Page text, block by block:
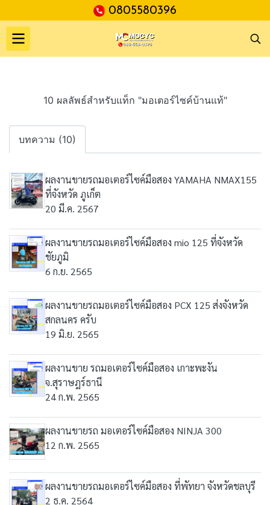
0805580396
10 ผลลัพธ์สำหรับแท็ก "มอเตอร์ไซค์บ้านแท้"
บทความ (10)
ผลงานขายรถมอเตอร์ไซค์มือสอง YAMAHA NMAX155
ที่จังหวัด ภูเก็ต
20 มี.ค. 2567
ผลงานขายรถมอเตอร์ไซค์มือสอง mio 125 ที่จังหวัด
ชัยภูมิ
6 ก.ย. 2565
ผลงานขายรถมอเตอร์ไซค์มือสอง PCX 125 ส่งจังหวัด
สกลนคร ครับ
19 มิ.ย. 2565
ผลงานขาย รถมอเตอร์ไซค์มือสอง เกาะพะงัน
จ.สุราษฎร์ธานี
24 ก.พ. 2565
ผลงานขายรถ มอเตอร์ไซค์มือสอง NINJA 300
12 ก.พ. 2565
ผลงานขายรถมอเตอร์ไซค์มือสอง ที่พัทยา จังหวัดชลบุรี
2 ธ.ค. 2564